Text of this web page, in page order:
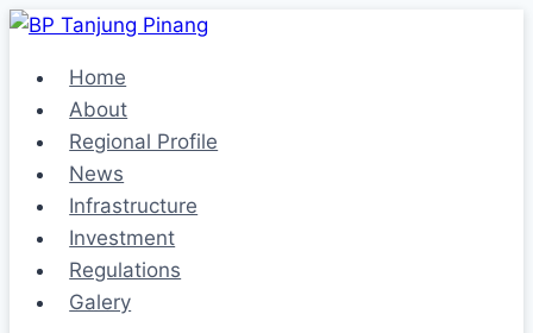
Skip
contentHome
About
Regional Profile
News
Infrastructure
Investment
Regulations
Galery